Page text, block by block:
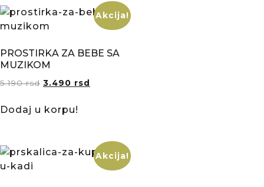
Akcija!
PROSTIRKA ZA BEBE SA
MUZIKOM
5.190rsd 3.490 rsd
Dodaj u korpu!
Akcija!